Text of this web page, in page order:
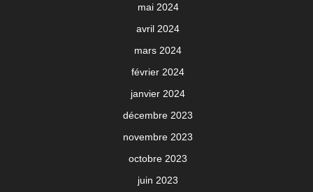
mai 2024
avril 2024
mars 2024
février 2024
janvier 2024
décembre 2023
novembre 2023
octobre 2023
juin 2023